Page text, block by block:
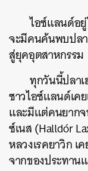
ไอซ์แลนด์อ
จะมีคนค้นพบปลา
สู่ยุคอุตสาหกรรม
ทุกวันนี้ปลาเ
ชาวไอซ์แลนด์เค
และมีแต่คนยาก
ซ์เนส (Halldór
หลวงเรคยาวิก เ
จากของประทาน